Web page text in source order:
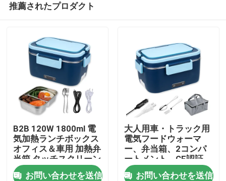
家へ
推薦されたプロダクト
B2B 120W 1800ml 電
気加熱ランチボックス
オフィス＆車用 加熱弁
当箱 タッチスクリーン
タイマー付き
お問い合わせを送信
大人用車・トラック用
電気フードウォーマ
ー、弁当箱、2コンパ
ートメント、CE認証
お問い合わせを送信